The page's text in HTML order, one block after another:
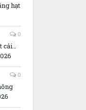
hạt
0
cải…
0